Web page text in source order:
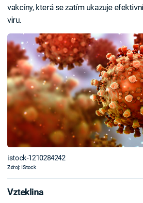
vakcíny, která se zatím ukazuje
viru.
istock-1210284242
Zdroj: iStock
Vzteklina